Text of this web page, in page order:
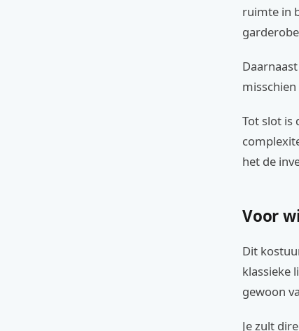
ruimte in
Tot slot is
het de
Voor
Dit
klassieke
gewoon
Je zult